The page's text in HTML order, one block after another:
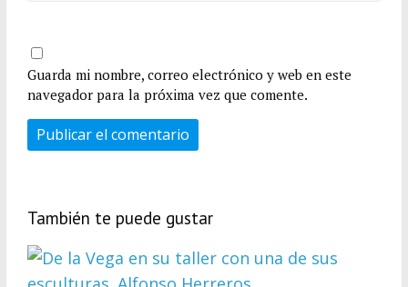
Guarda mi nombre, correo electrónico y web en este
navegador para la próxima vez que comente.
También te puede gustar